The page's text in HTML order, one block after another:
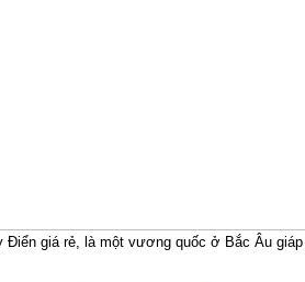
Điển giá rẻ, là một vương quốc ở Bắc Âu